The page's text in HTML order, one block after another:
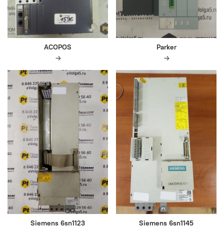
ACOPOS Parker
Siemens 6sn1123 Siemens 6sn1145